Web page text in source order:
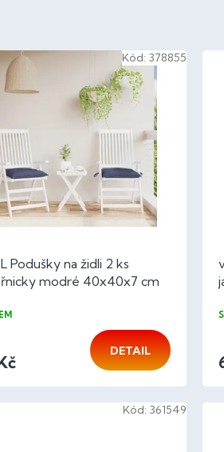
Podušky na židli 2 ks
modré 40x40x7 cm
DETAIL
Kód: 378855
Kód: 361549